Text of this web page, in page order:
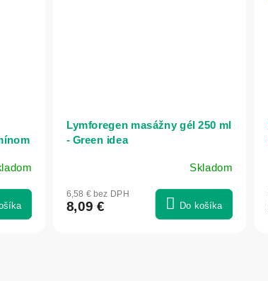
Lymforegen masážny gél 250 ml
- Green idea
Skladom
6,58 € bez DPH
8,09 € Do košíka